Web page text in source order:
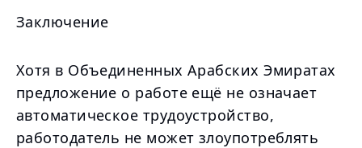
Заключение
Хотя в Объединенных Арабских Эмиратах
предложение о работе ещё не означает
автоматическое трудоустройство,
работодатель не может злоупотреблять